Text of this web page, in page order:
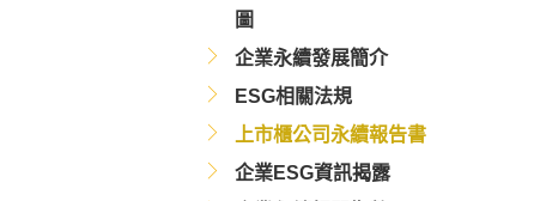
圖
企業永續發展簡介
ESG相關法規
上市櫃公司永續報告書
企業ESG資訊揭露